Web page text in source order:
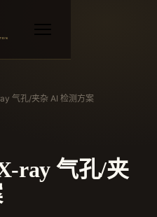
气孔/夹杂 AI 检测方案
ray 气孔/夹